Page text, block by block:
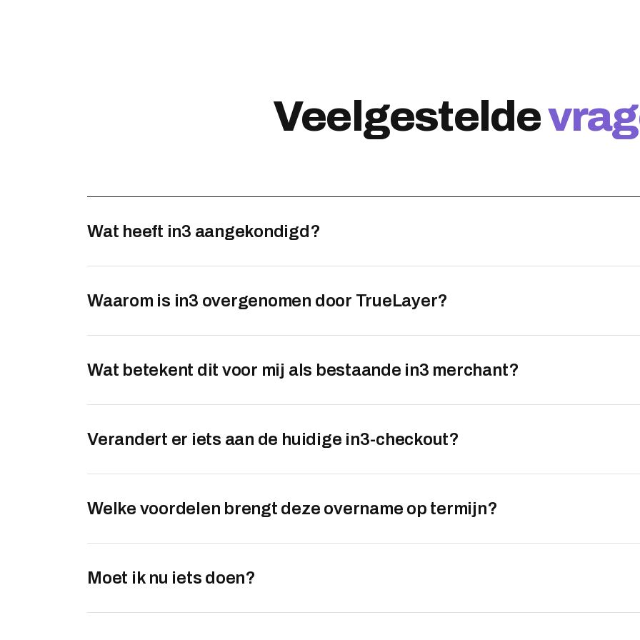
Veelgestelde
Wat heeft in3 aangekondigd?
Waarom is in3 overgenomen door TrueLayer?
Wat betekent dit voor mij als bestaande in3 merchant?
Verandert er iets aan de huidige in3-checkout?
Welke voordelen brengt deze overname op termijn?
Moet ik nu iets doen?